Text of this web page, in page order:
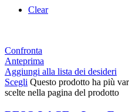
Clear
Confronta
Anteprima
Aggiungi alla lista dei desideri
Scegli Questo prodotto ha più
scelte nella pagina del prodotto